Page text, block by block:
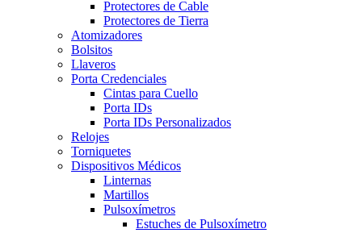
Protectores de Cable
Protectores de Tierra
Atomizadores
Bolsitos
Llaveros
Porta Credenciales
Cintas para Cuello
Porta IDs
Porta IDs Personalizados
Relojes
Torniquetes
Dispositivos Médicos
Linternas
Martillos
Pulsoxímetros
Estuches de Pulsoxímetro